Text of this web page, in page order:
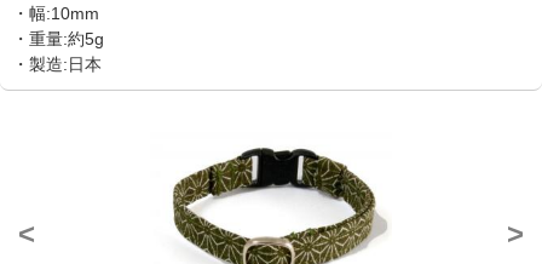
・幅:10mm
・重量:約5g
・製造:日本
< >